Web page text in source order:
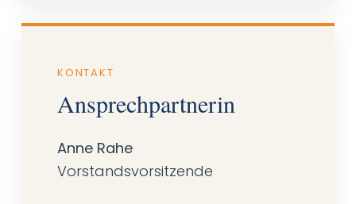
KONTAKT
Ansprechpartnerin
Anne Rahe
Vorstandsvorsitzende